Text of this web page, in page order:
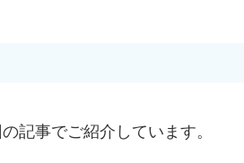
記事でご紹介しています。